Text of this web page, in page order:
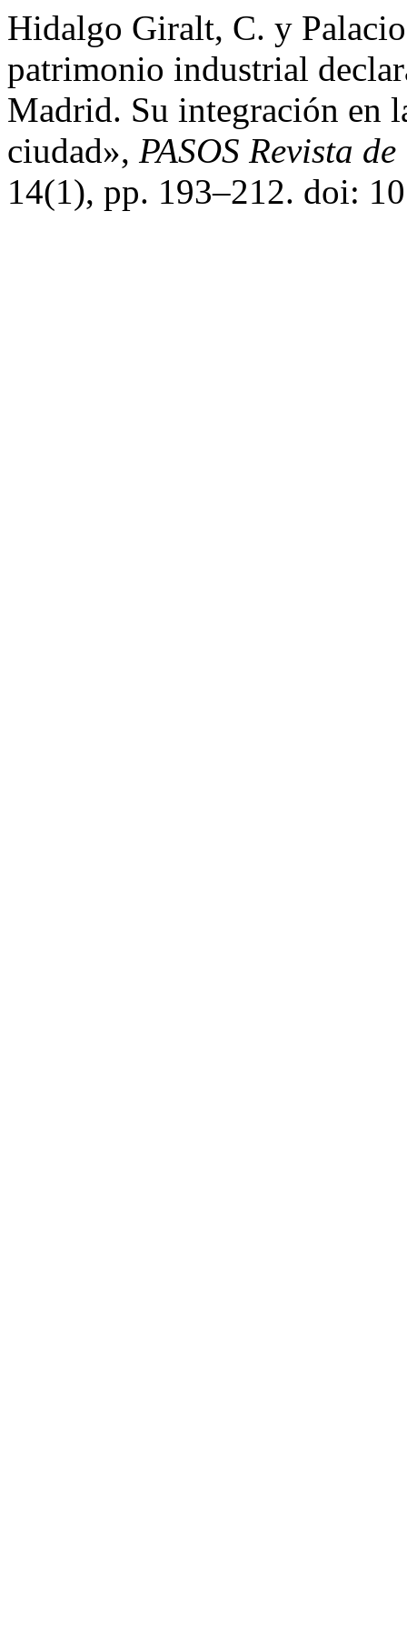
Hidalgo Giralt, C. y
patrimonio industrial
Madrid. Su integración en
ciudad», PASOS Revista
14(1), pp. 193–212. doi: